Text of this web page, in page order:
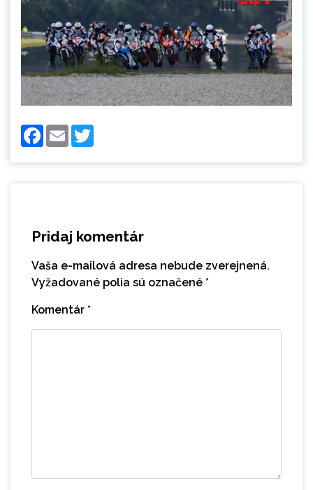
Facebook
Email
Pridaj komentár
Vaša e-mailová adresa nebude zverejnená.
Vyžadované polia sú označené *
Komentár *